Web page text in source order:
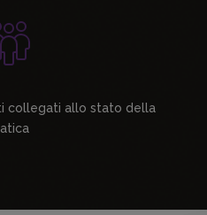
collegati allo stato della